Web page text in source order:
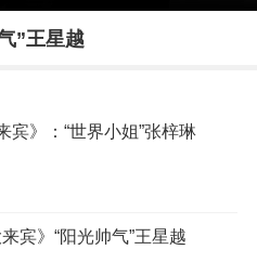
”王星越
宾》：“世界小姐”张梓琳
来宾》“阳光帅气”王星越